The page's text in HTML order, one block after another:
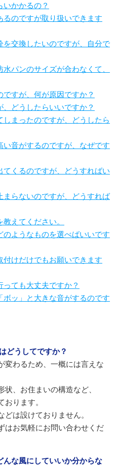
かかるの？
のですが取り扱いできます
交換したいのですが、自分で
パンのサイズが合わなくて、
すが、何が原因ですか？
どうしたらいいですか？
まったのですが、どうしたら
音がするのですが、なぜです
くるのですが、どうすればい
らないのですが、どうすれば
えてください。
ようなものを選べばいいです
けだけでもお願いできます
ても大丈夫ですか？
ッ」と大きな音がするのです
どうしてですか？
変わるため、一概には言えな
、お住まいの構造など、
ります。
は設けておりません。
はお気軽にお問い合わせくだ
な風にしていいか分からな